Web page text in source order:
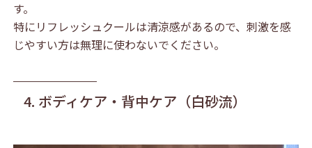
す。
特にリフレッシュクールは清涼感があるので、刺激を感
じやすい方は無理に使わないでください。
4. ボディケア・背中ケア（白砂流）